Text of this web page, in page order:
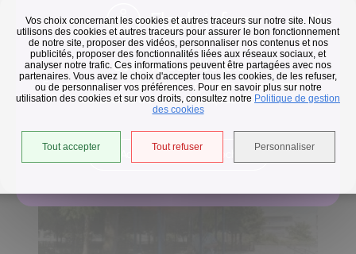
Vos choix concernant les cookies et autres traceurs sur notre site. Nous
utilisons des cookies et autres traceurs pour assurer le bon fonctionnement
de notre site, proposer des vidéos, personnaliser nos contenus et nos
publicités, proposer des fonctionnalités liées aux réseaux sociaux, et
analyser notre trafic. Ces informations peuvent être partagées avec nos
partenaires. Vous avez le choix d'accepter tous les cookies, de les refuser,
ou de personnaliser vos préférences. Pour en savoir plus sur notre
utilisation des cookies et sur vos droits, consultez notre Politique de gestion
des cookies
Tout accepter Tout refuser Personnaliser
Flash infos
Collecte des déchets
En raison des températures, le passage de nos camions
est avancé d'une heure jusqu'au 14 août.
Accéder à l'univers déchets
Horaires de collecte adaptés aux périodes de fortes